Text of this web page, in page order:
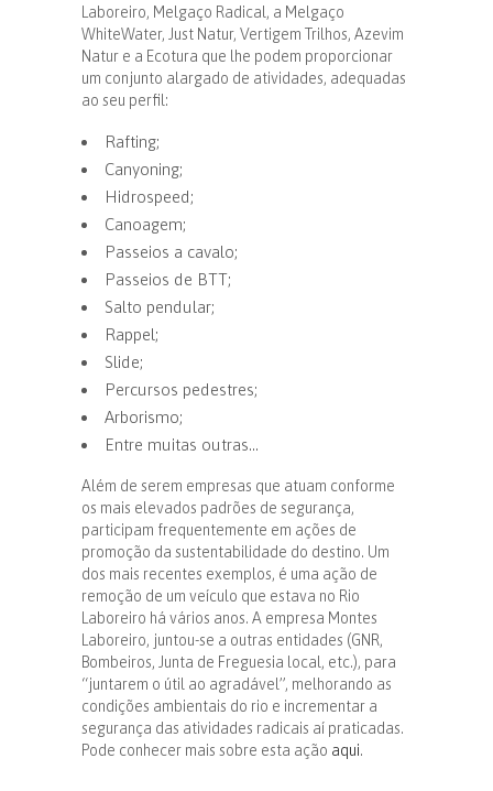
Laboreiro, Melgaço Radical, a Melgaço
WhiteWater, Just Natur, Vertigem Trilhos, Azevim
Natur e a Ecotura que lhe podem proporcionar
um conjunto alargado de atividades, adequadas
ao seu perfil:
Rafting;
Canyoning;
Hidrospeed;
Canoagem;
Passeios a cavalo;
Passeios de BTT;
Salto pendular;
Rappel;
Slide;
Percursos pedestres;
Arborismo;
Entre muitas outras…
Além de serem empresas que atuam conforme
os mais elevados padrões de segurança,
participam frequentemente em ações de
promoção da sustentabilidade do destino. Um
dos mais recentes exemplos, é uma ação de
remoção de um veículo que estava no Rio
Laboreiro há vários anos. A empresa Montes
Laboreiro, juntou-se a outras entidades (GNR,
Bombeiros, Junta de Freguesia local, etc.), para
“juntarem o útil ao agradável”, melhorando as
condições ambientais do rio e incrementar a
segurança das atividades radicais aí praticadas.
Pode conhecer mais sobre esta ação aqui.